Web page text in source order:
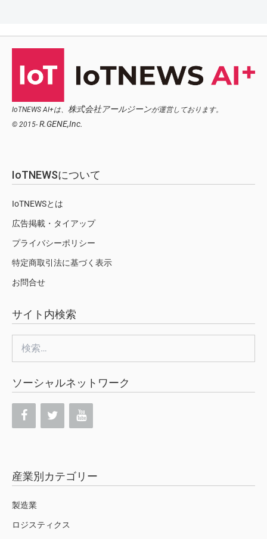
IoTNEWS AI+は、 株式会社アールジーンが運営しております。
© 2015- R.GENE,Inc.
IoTNEWSについて
IoTNEWSとは
広告掲載・タイアップ
プライバシーポリシー
特定商取引法に基づく表示
お問合せ
サイト内検索
索:
ソーシャルネットワーク
産業別カテゴリー
製造業
ロジスティクス